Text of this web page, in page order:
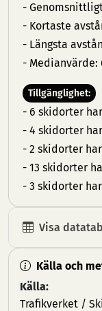
-
- Kortaste
- Längsta
- Medianvärde:
Tillgänglighet:
- 6 skidorter
- 4 skidorter
- 2 skidorter
- 13 skidorter
- 3 skidorter
Visa
Källa och
Källa:
Trafikverket /